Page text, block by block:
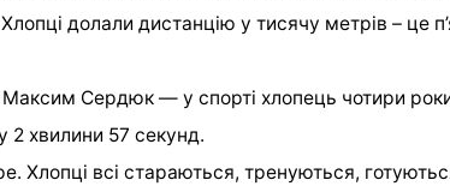
долали дистанцію у тисячу метрів – це
Сердюк — у спорті хлопець чотири
2 хвилини 57 секунд.
Хлопці всі стараються, тренуються,